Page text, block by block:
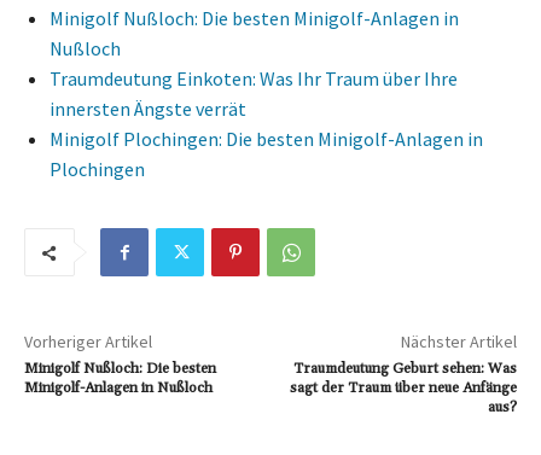
Minigolf Nußloch: Die besten Minigolf-Anlagen in
Nußloch
Traumdeutung Einkoten: Was Ihr Traum über Ihre
innersten Ängste verrät
Minigolf Plochingen: Die besten Minigolf-Anlagen in
Plochingen
Vorheriger Artikel
Minigolf Nußloch: Die besten
Minigolf-Anlagen in Nußloch
Nächster Artikel
Traumdeutung Geburt sehen: Was
sagt der Traum über neue Anfänge
aus?